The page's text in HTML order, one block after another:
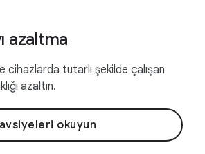
azaltma
cihazlarda tutarlı şekilde çalışan
azaltın.
okuyun